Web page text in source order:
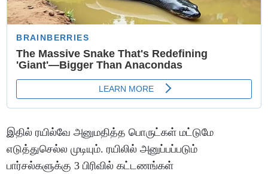
இதில் ரயில்வே அனுமதித்த பொருட்கள் மட்டுமே
எடுத்துசெல்ல முடியும். ரயிலில் அனுப்பப்படும்
பார்சல்களுக்கு 3 பிரிவில் கட்டணங்கள்